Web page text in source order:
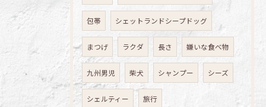
包帯 シェットランドシープドッグ
まつげ ラクダ 長さ 嫌いな食べ物
九州男児 柴犬 シャンプー シーズ
シェルティー 旅行